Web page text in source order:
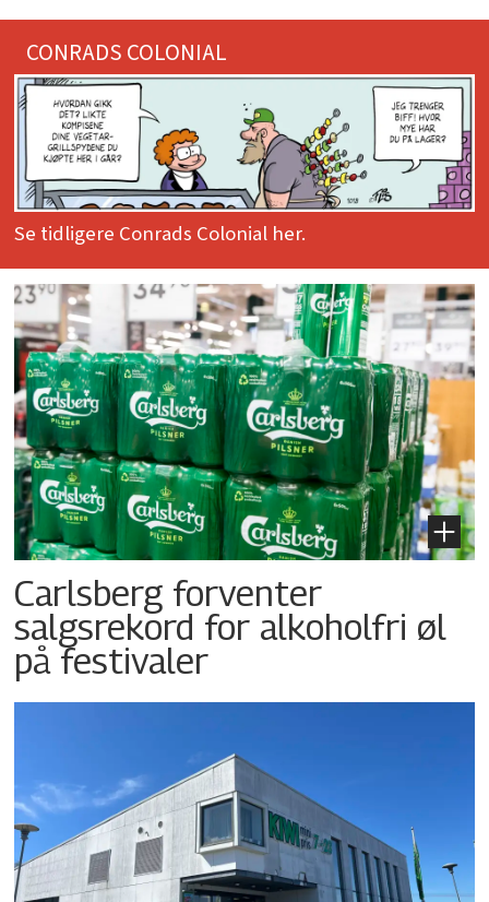
CONRADS COLONIAL
Se tidligere Conrads Colonial her.
Carlsberg forventer
salgsrekord for alkoholfri øl
på festivaler